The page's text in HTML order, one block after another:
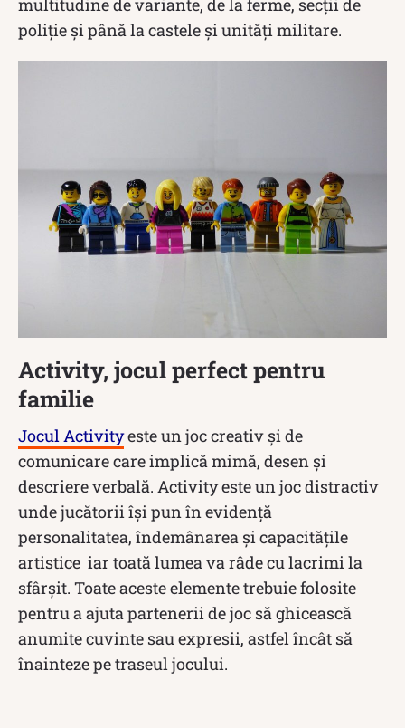
poliţie şi până la castele şi unităţi militare.
Activity, jocul perfect pentru
familie
Jocul Activityeste un joc creativ şi de
comunicare care implică mimă, desen şi
descriere verbală. Activity este un joc distractiv
unde jucătorii îşi pun în evidenţă
personalitatea, îndemânarea şi capacităţile
artistice iar toată lumea va râde cu lacrimi la
sfârşit. Toate aceste elemente trebuie folosite
pentru a ajuta partenerii de joc să ghicească
anumite cuvinte sau expresii, astfel încât să
înainteze pe traseul jocului.